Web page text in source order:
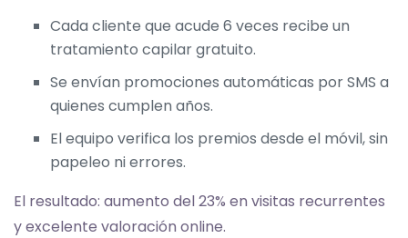
Cada cliente que acude 6 veces recibe un
tratamiento capilar gratuito.
Se envían promociones automáticas por SMS a
quienes cumplen años.
El equipo verifica los premios desde el móvil, sin
papeleo ni errores.
El resultado: aumento del 23% en visitas recurrentes
y excelente valoración online.